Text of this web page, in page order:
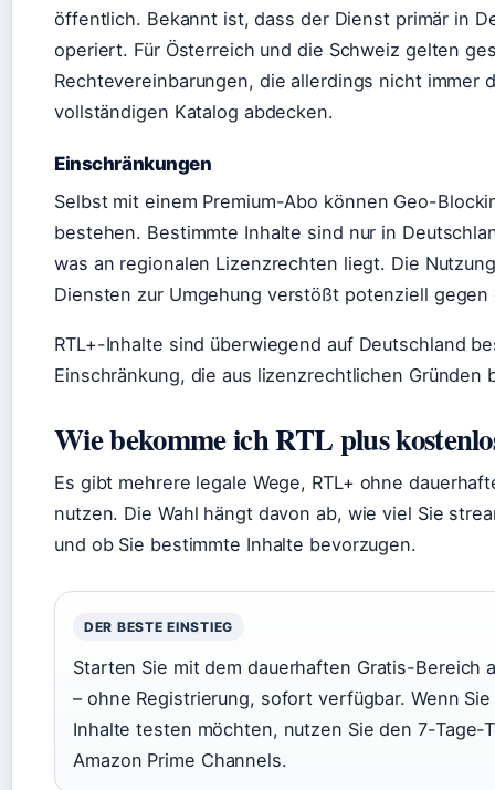
öffentlich. Bekannt ist, dass der Dienst primär in
operiert. Für Österreich und die Schweiz gelten
Rechtevereinbarungen, die allerdings nicht immer
vollständigen Katalog abdecken.
Einschränkungen
Selbst mit einem Premium-Abo können Geo-
bestehen. Bestimmte Inhalte sind nur in
was an regionalen Lizenzrechten liegt. Die
Diensten zur Umgehung verstößt potenziell gegen
RTL+-Inhalte sind überwiegend auf Deutschland
Einschränkung, die aus lizenzrechtlichen Gründen
Wie bekomme ich RTL plus
Es gibt mehrere legale Wege, RTL+ ohne
nutzen. Die Wahl hängt davon ab, wie viel Sie
und ob Sie bestimmte Inhalte bevorzugen.
DER BESTE EINSTIEG
Starten Sie mit dem dauerhaften Gratis-Bereich
– ohne Registrierung, sofort verfügbar. Wenn
Inhalte testen möchten, nutzen Sie den 7-Tage-
Amazon Prime Channels.